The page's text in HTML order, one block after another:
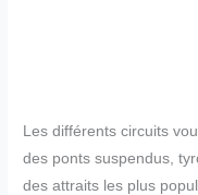
Les différents circuits
des ponts suspendus,
des attraits les plus